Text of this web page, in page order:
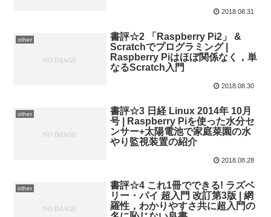
2018.08.31
other
書評☆2 「Raspberry Pi2」 &
Scratchでプログラミング |
Raspberry Piはほぼ関係なく，単
なるScratch入門
2018.08.30
other
書評☆3 日経 Linux 2014年 10月
号 | Raspberry Piを使った水分セ
ンサー+太陽電池で家庭菜園の水
やり監視装置の紹介
2018.08.28
other
書評☆4 これ1冊でできる! ラズベ
リー・パイ 超入門 改訂第3版 | 網
羅性，わかりやすさ共に超入門の